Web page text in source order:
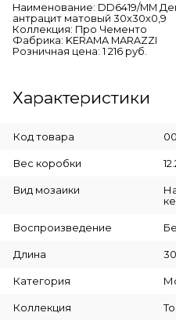
Наименование: DD6419/MM
антрацит матовый 30x30x0,9
Коллекция: Про Чементо
Фабрика: KERAMA MARAZZI
Розничная цена: 1 216 руб.
Характеристики
Код товара
Вес коробки
Вид мозаики
Воспроизведение
Длина 30
Категория
Коллекция